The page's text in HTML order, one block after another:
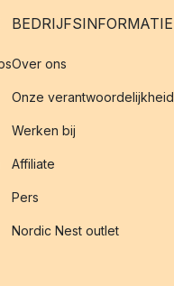
BEDRIJFSINFORMATIE
Over ons
Onze verantwoordelijkheid
Werken bij
Affiliate
Pers
Nordic Nest outlet